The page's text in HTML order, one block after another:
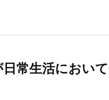
常生活におい